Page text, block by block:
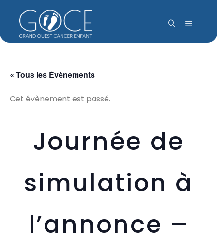
Menu
« Tous les Évènements
Cet évènement est passé.
Journée de
simulation à
l’annonce –